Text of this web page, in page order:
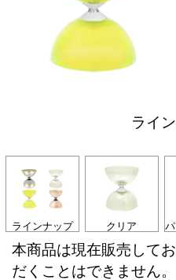
ライ
ラインナップ クリア
本商品は現在販売して
だくことはできません。